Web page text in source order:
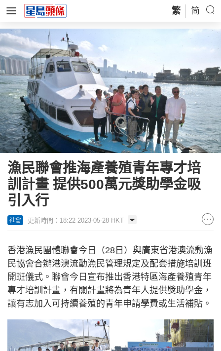
繁 简
漁民聯會推海產養殖青年專才培
訓計畫 提供500萬元獎助學金吸
引入行
社會 更新時間：18:22 2023-05-28 HKT
香港漁民團體聯會今日（28日）與廣東省港澳流動漁
民協會合辦港澳流動漁民管理規定及配套措施培訓班
開班儀式。聯會今日宣布推出香港特區海產養殖青年
專才培訓計畫，有關計畫將為青年人提供獎助學金，
讓有志加入可持續養殖的青年申請學費或生活補貼。